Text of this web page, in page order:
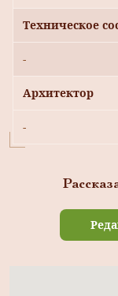
Техническое
-
Архитектор
-